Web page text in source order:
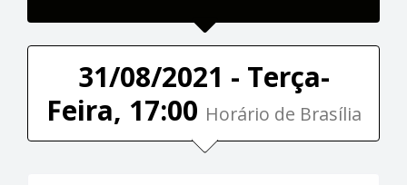
31/08/2021 - Terça-
Feira, 17:00 Horário de Brasília